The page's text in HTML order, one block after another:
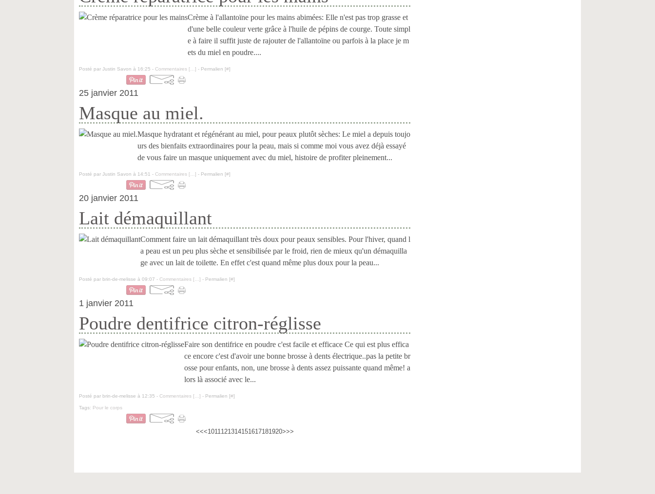
Crème à l'allantoïne pour les mains abimées: Elle n'est pas trop grasse et
d'une belle couleur verte grâce à l'huile de pépins de courge. Toute simpl
e à faire il suffit juste de rajouter de l'allantoïne ou parfois à la place je m
ets du miel en poudre....
Posté par Justin Savon à 16:25 - Commentaires [ ] - Permalien [#]
25 janvier 2011
Masque au miel.
Masque hydratant et régénérant au miel, pour peaux plutôt sèches: Le miel a depuis toujo
urs des bienfaits extraordinaires pour la peau, mais si comme moi vous avez déjà essayé
de vous faire un masque uniquement avec du miel, histoire de profiter pleinement...
Posté par Justin Savon à 14:51 - Commentaires [ ] - Permalien [#]
20 janvier 2011
Lait démaquillant
Comment faire un lait démaquillant très doux pour peaux sensibles. Pour l'hiver, quand l
a peau est un peu plus sèche et sensibilisée par le froid, rien de mieux qu'un démaquilla
ge avec un lait de toilette. En effet c'est quand même plus doux pour la peau...
Posté par brin-de-melisse à 09:07 - Commentaires [ ] - Permalien [#]
1 janvier 2011
Poudre dentifrice citron-réglisse
Faire son dentifrice en poudre c'est facile et efficace Ce qui est plus effica
ce encore c'est d'avoir une bonne brosse à dents électrique..pas la petite br
osse pour enfants, non, une brosse à dents assez puissante quand même! a
lors là associé avec le...
Posté par brin-de-melisse à 12:35 - Commentaires [ ] - Permalien [#]
Tags: Pour le corps
<<<1011121314151617181920>>>